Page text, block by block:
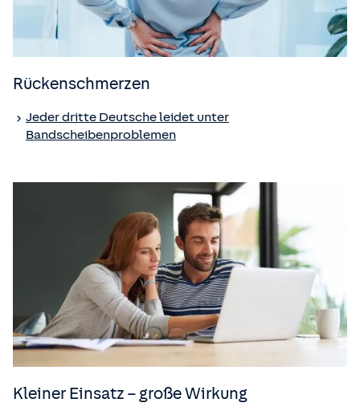
Rückenschmerzen
Jeder dritte Deutsche leidet unter
Bandscheibenproblemen
Kleiner Einsatz – große Wirkung